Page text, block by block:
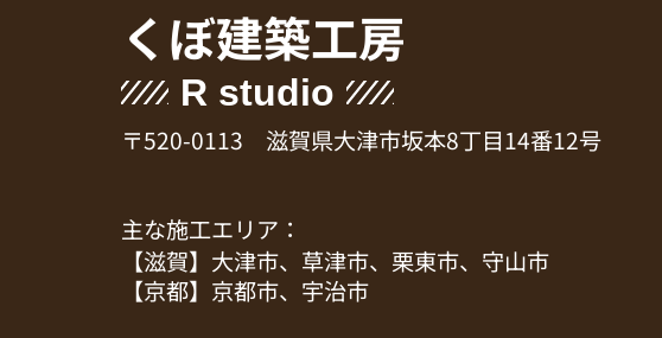
くぼ建築工房
R studio
〒520-0113 滋賀県大津市坂本8丁目14番12号
主な施工エリア：
【滋賀】大津市、草津市、栗東市、守山市
【京都】京都市、宇治市